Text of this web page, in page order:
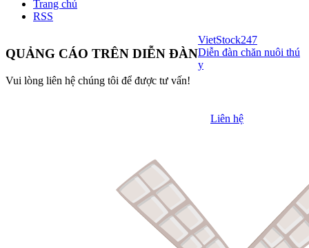
Trang chủ
RSS
QUẢNG CÁO TRÊN DIỄN ĐÀN
Vui lòng liên hệ chúng tôi để được tư vấn!
Liên hệ
VietStock247
Diễn đàn chăn nuôi thú
y